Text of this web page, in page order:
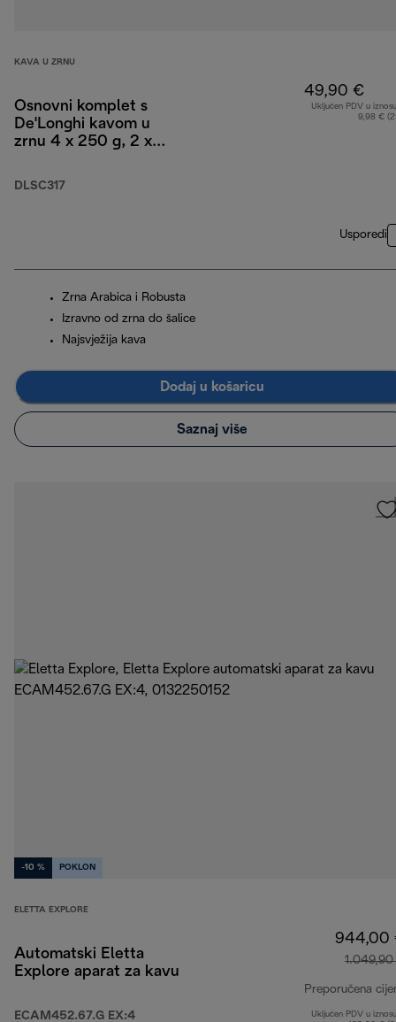
KAVA U ZRNU
Osnovni komplet s
De'Longhi kavom u
zrnu 4 x 250 g, 2 x
filter za vodu
DLSC317
49,90 €
Uključen PDV u
9,98 €
Usporedi
Zrna Arabica i Robusta
Izravno od zrna do šalice
Najsvježija kava
Dodaj u košaricu
Saznaj više
-10 % POKLON
ELETTA EXPLORE
Automatski Eletta
Explore aparat za kavu
ECAM452.67.G EX:4
944,00
Preporučena
Uključen PDV u